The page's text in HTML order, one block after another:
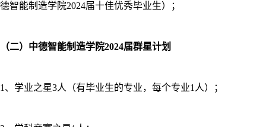
德智能制造学院2024届十佳优秀毕业生）；
（二）中德智能制造学院2024届群星计划
1、学业之星3人（有毕业生的专业，每个专业1人）；